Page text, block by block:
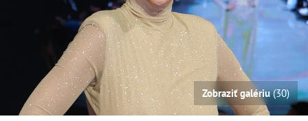
Zobraziť galériu(30)